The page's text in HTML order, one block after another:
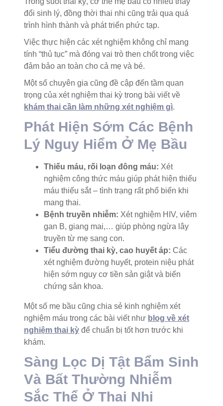
đổi sinh lý, đồng thời thai nhi cũng trải qua quá
trình hình thành và phát triển phức tạp.
Việc thực hiện các xét nghiệm không chỉ mang
tính “thủ tục” mà đóng vai trò then chốt trong việc
đảm bảo an toàn cho cả mẹ và bé.
Một số chuyên gia cũng đề cập đến tầm quan
trọng của xét nghiệm thai kỳ trong bài viết về
khám thai cần làm những xét nghiệm gì.
Phát Hiện Sớm Các Bệnh
Lý Nguy Hiểm Ở Mẹ Bầu
Thiếu máu, rối loạn đông máu: Xét
nghiệm công thức máu giúp phát hiện thiếu
máu thiếu sắt – tình trạng rất phổ biến khi
mang thai.
Bệnh truyền nhiễm: Xét nghiệm HIV, viêm
gan B, giang mai,… giúp phòng ngừa lây
truyền từ mẹ sang con.
Tiểu đường thai kỳ, cao huyết áp: Các
xét nghiệm đường huyết, protein niệu phát
hiện sớm nguy cơ tiền sản giật và biến
chứng sản khoa.
Một số mẹ bầu cũng chia sẻ kinh nghiệm xét
nghiệm máu trong các bài viết như blog về xét
nghiệm thai kỳ để chuẩn bị tốt hơn trước khi
khám.
Sàng Lọc Dị Tật Bẩm Sinh
Và Bất Thường Nhiễm
Sắc Thể Ở Thai Nhi